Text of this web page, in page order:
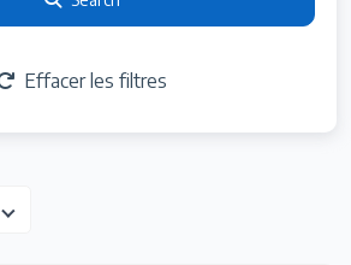
Effacer les filtres